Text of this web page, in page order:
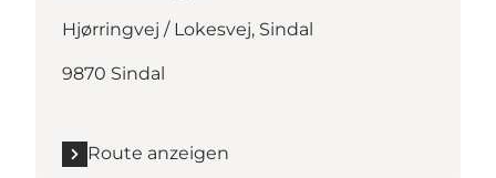
Hjørringvej / Lokesvej, Sindal
9870 Sindal
Route anzeigen